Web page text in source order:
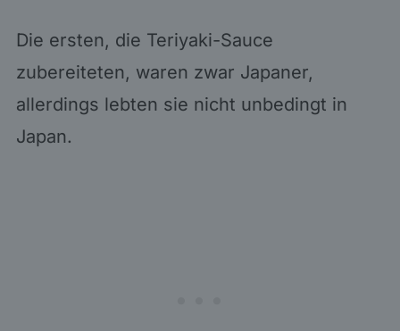
Die ersten, die Teriyaki-Sauce
zubereiteten, waren zwar Japaner,
allerdings lebten sie nicht unbedingt in
Japan.